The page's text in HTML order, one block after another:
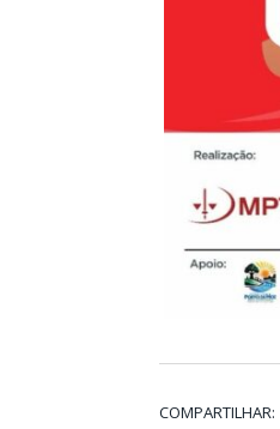
COMPARTILHAR: